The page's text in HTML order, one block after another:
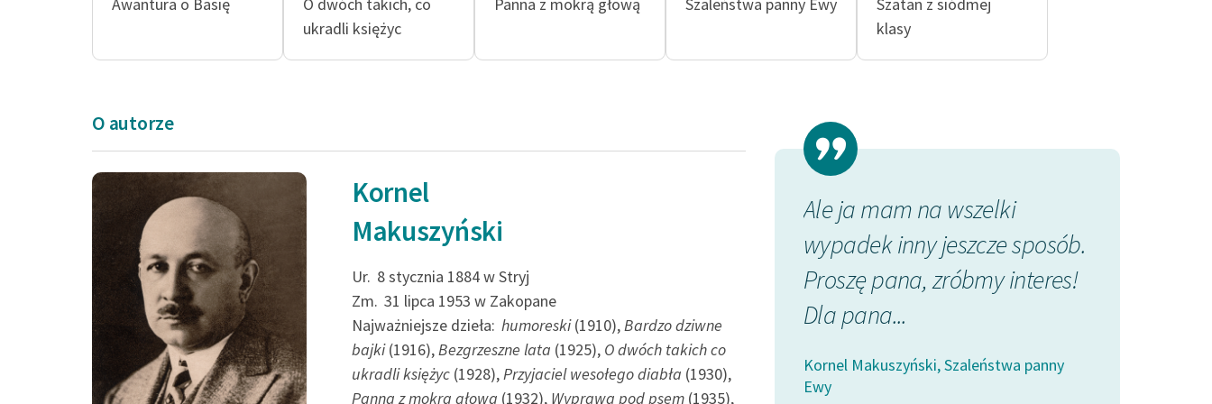
oraz Starego Testamentu
ukradli księżyc
klasy
O autorze
Kornel
Makuszyński
Ur. 8 stycznia 1884 w Stryj
Zm. 31 lipca 1953 w Zakopane
Najważniejsze dzieła: humoreski(1910), Bardzo dziwne
bajki(1916), Bezgrzeszne lata (1925), O dwóch takich co
ukradli księżyc (1928), Przyjaciel wesołego diabła (1930),
Panna z mokrą głową (1932), Wyprawa pod psem (1935),
Zdawać się mogło, że pies-
widmo doskonale rozumie
mowę człowieka. Zanurzony
w lepkim, gęstym jak bagno...
Kornel Makuszyński, Wyprawa pod psem
Polaka naturalizowanego we
Francji, odziedziczyła po
śmierci męża...
Kornel Makuszyński, Awantura o Basię
Ale ja mam na wszelki
wypadek inny jeszcze sposób.
Proszę pana, zróbmy interes!
Dla pana...
Kornel Makuszyński, Szaleństwa panny
Ewy